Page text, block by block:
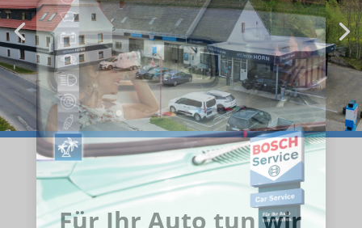
Für Ihr Auto tun wir